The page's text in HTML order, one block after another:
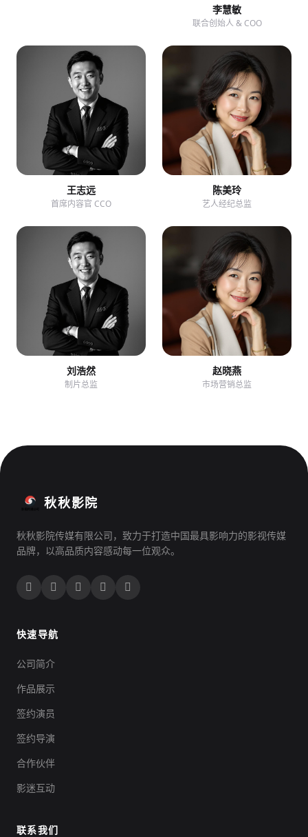
李慧敏
联合创始人 & COO
王志远
首席内容官 CCO
陈美玲
艺人经纪总监
刘浩然
制片总监
赵晓燕
市场营销总监
秋秋影院
秋秋影院传媒有限公司，致力于打造中国最具影响力的影视传媒
品牌，以高品质内容感动每一位观众。
快速导航
公司简介
作品展示
签约演员
签约导演
合作伙伴
影迷互动
联系我们